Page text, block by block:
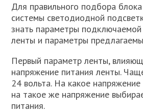
Для правильного подбора
системы светодиодной
знать параметры
ленты и параметры
Первый параметр ленты,
напряжение питания ленты.
24 вольта. На какое напряжение
на такое же напряжение
питания.